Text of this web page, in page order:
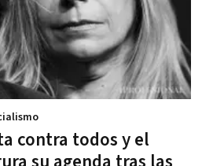
contra todos y el